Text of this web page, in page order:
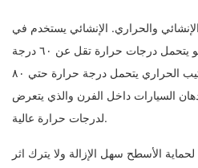
والحراري. الإنشائي يستخدم في
أعمال الدهان والمقاولات و هو يتحمل درجات حرارة تقل عن ٦٠ درجة
مئوية بينما يوجد الماسكينج تيب الحراري يتحمل درجة حرارة حتي ٨٠
السيارات داخل الفرن والذي يتعرض
لدرجات حرارة عالية.
الأسطح سهل الإزالة ولا يترك اثر